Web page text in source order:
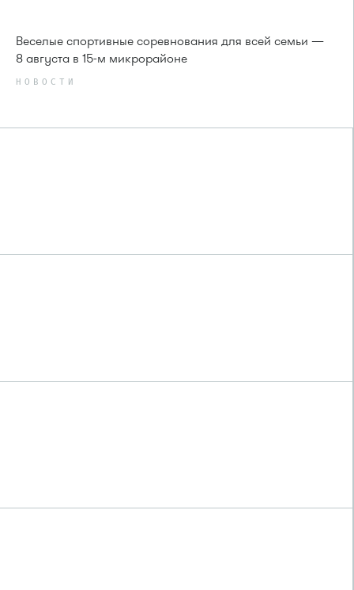
Веселые спортивные соревнования для всей семьи —
8 августа в 15-м микрорайоне
НОВОСТИ